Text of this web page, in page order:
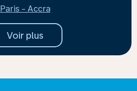
Paris - Accra
Voir plus